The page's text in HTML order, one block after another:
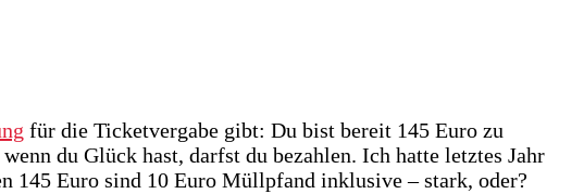
für die Ticketvergabe gibt: Du bist bereit 145 Euro zu
du Glück hast, darfst du bezahlen. Ich hatte letztes Jahr
145 Euro sind 10 Euro Müllpfand inklusive – stark, oder?